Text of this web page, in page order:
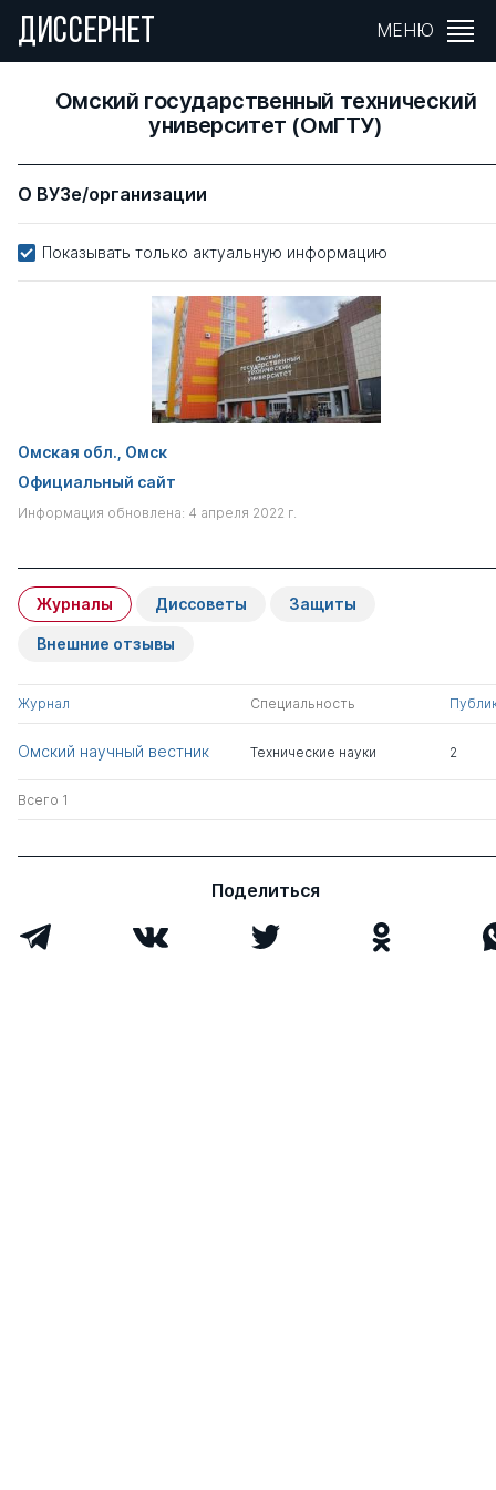
ДИССЕРНЕТ МЕНЮ
Омский государственный технический
университет (ОмГТУ)
О ВУЗе/организации
Показывать только актуальную информацию
Омская обл., Омск
Официальный сайт
Информация обновлена: 4 апреля 2022 г.
Журналы Диссоветы Защиты
Внешние отзывы
Журнал Специальность
Омский научный вестник Технические науки 2
Всего 1
Поделиться